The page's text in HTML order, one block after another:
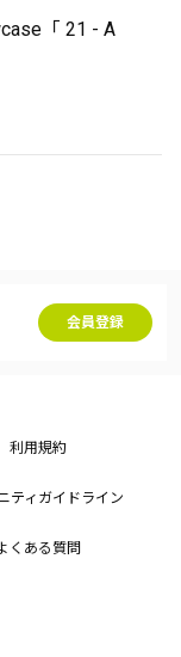
「 21 - A
会員登録
利用規約
ティガイドライン
くある質問